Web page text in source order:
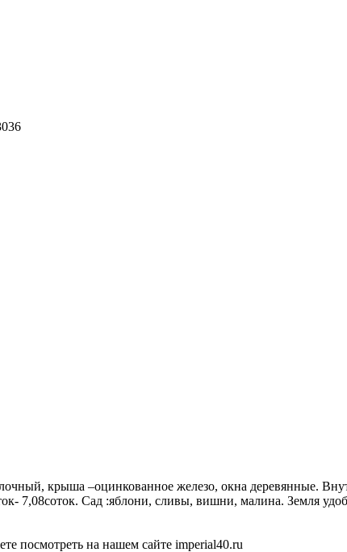
крыша –оцинкованное железо, окна деревянные.
7,08соток. Сад :яблони, сливы, вишни, малина. Земля
посмотреть на нашем сайте imperial40.ru